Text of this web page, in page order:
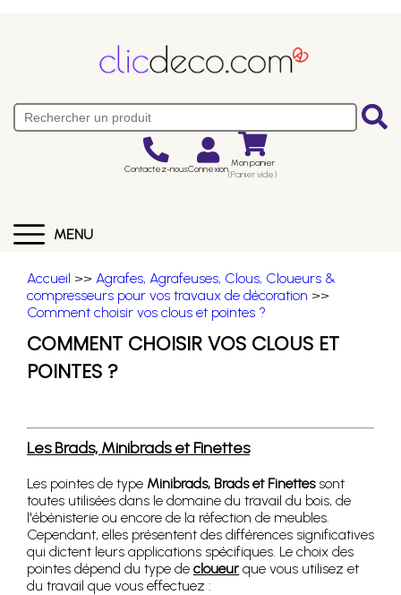
Contactez-nousConnexion Mon panier
(Panier vide)
MENU
Accueil >> Agrafes, Agrafeuses, Clous, Cloueurs &
compresseurs pour vos travaux de décoration >>
Comment choisir vos clous et pointes ?
COMMENT CHOISIR VOS CLOUS ET
POINTES ?
Les Brads, Minibrads et Finettes
Les pointes de type Minibrads, Brads et Finettessont
toutes utilisées dans le domaine du travail du bois, de
l'ébénisterie ou encore de la réfection de meubles.
Cependant, elles présentent des différences significatives
qui dictent leurs applications spécifiques. Le choix des
pointes dépend du type de cloueurque vous utilisez et
du travail que vous effectuez :